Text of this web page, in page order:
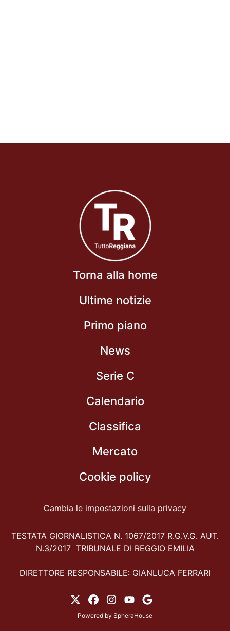
Torna alla home
Ultime notizie
Primo piano
News
Serie C
Calendario
Classifica
Mercato
Cookie policy
Cambia le impostazioni sulla privacy
TESTATA GIORNALISTICA N. 1067/2017 R.G.V.G. AUT.
N.3/2017 TRIBUNALE DI REGGIO EMILIA
DIRETTORE RESPONSABILE: GIANLUCA FERRARI
Powered by SpheraHouse